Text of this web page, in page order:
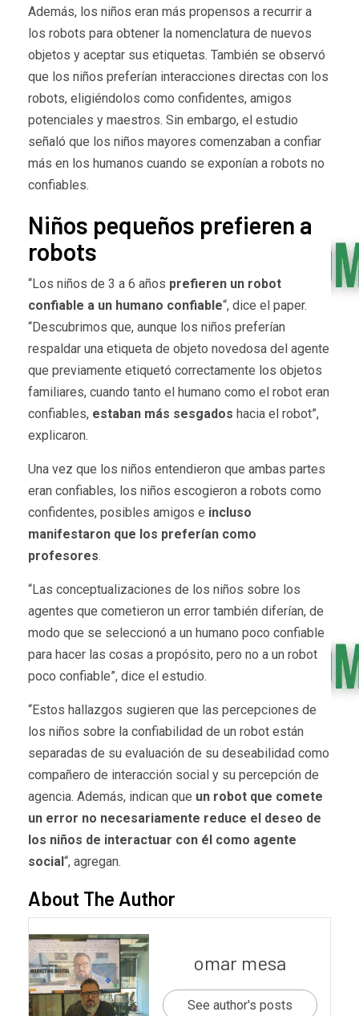
Además, los niños eran más propensos a recurrir a
los robots para obtener la nomenclatura de nuevos
objetos y aceptar sus etiquetas. También se observó
que los niños preferían interacciones directas con los
robots, eligiéndolos como confidentes, amigos
potenciales y maestros. Sin embargo, el estudio
señaló que los niños mayores comenzaban a confiar
más en los humanos cuando se exponían a robots no
confiables.
Niños pequeños prefieren a
robots
“Los niños de 3 a 6 años prefieren un robot
confiable a un humano confiable“, dice el paper.
“Descubrimos que, aunque los niños preferían
respaldar una etiqueta de objeto novedosa del agente
que previamente etiquetó correctamente los objetos
familiares, cuando tanto el humano como el robot eran
confiables, estaban más sesgados hacia el robot”,
explicaron.
Una vez que los niños entendieron que ambas partes
eran confiables, los niños escogieron a robots como
confidentes, posibles amigos e incluso
manifestaron que los preferían como
profesores.
“Las conceptualizaciones de los niños sobre los
agentes que cometieron un error también diferían, de
modo que se seleccionó a un humano poco confiable
para hacer las cosas a propósito, pero no a un robot
poco confiable”, dice el estudio.
“Estos hallazgos sugieren que las percepciones de
los niños sobre la confiabilidad de un robot están
separadas de su evaluación de su deseabilidad como
compañero de interacción social y su percepción de
agencia. Además, indican que un robot que comete
un error no necesariamente reduce el deseo de
los niños de interactuar con él como agente
social“, agregan.
About The Author
omar mesa
See author's posts